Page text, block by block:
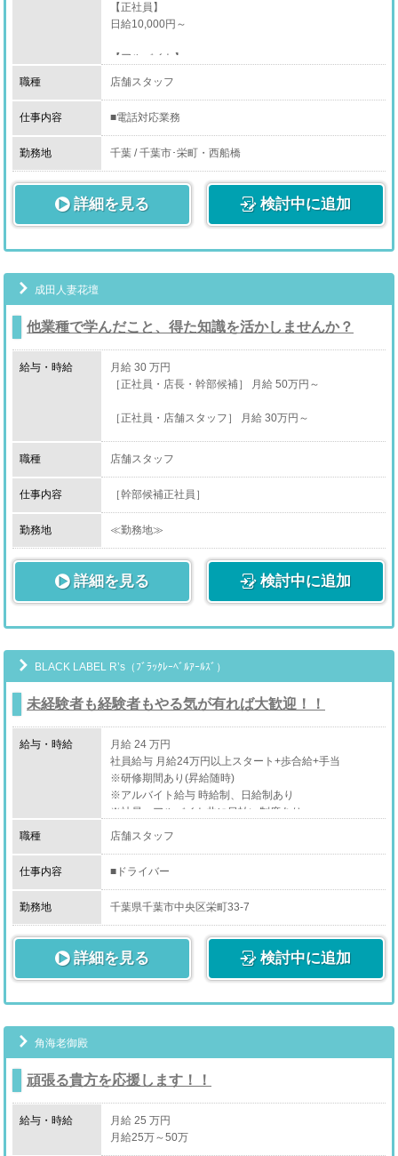
【正社員】
日給10,000円～
【アルバイト】
時給1,140円～
職種 店舗スタッフ
仕事内容
■電話対応業務
■データ入力作業
■送迎業務
■清掃業務（お部屋の掃除、タオルの片付けなど）
■明るく元気に接客
未経験者歓迎・経験者でも歓迎！
ばかりです♪
未経験OK、年齢性別不問、お電話お待ちしております♪
勤務地 千葉 / 千葉市･栄町・西船橋
詳細を見る 検討中に追加
成田人妻花壇
他業種で学んだこと、得た知識を活かしませんか？
給与・時給
月給 30 万円
［正社員・店長・幹部候補］ 月給 50万円～
［正社員・店舗スタッフ］ 月給 30万円～
［アルバイト・店舗スタッフ］ 時給 1,400円～
職種 店舗スタッフ
仕事内容 ［幹部候補正社員］
・コンパニオンさんとの面談、ケア
収入に満足しているか、お仕事中に困っていることはな
いか等細かくヒアリングして解決に導きます。
います。
・売上管理
媒体アクセスや費用対効果など、無駄がないか日々管理
しています。
・営業戦略立案
新規数やリピート数を伸ばすためイベントや企画を考え
て実行します。
・会議出席
グループなので、各店のスタッフが集まって月一回程度
［店舗スタッフ正社員・店舗スタッフアルバイト］
・コンパニオンさんのサポート、ケア
・電話受付
・コンパニオンさんの送迎
上記をはじめとする、店舗運営業務全般となります。
勤務地
≪勤務地≫
千葉県富里市
JR・京成成田駅 徒歩10分
※車通勤可能です。
詳細を見る 検討中に追加
BLACK LABEL R’s（ﾌﾞﾗｯｸﾚｰﾍﾞﾙｱｰﾙｽﾞ）
未経験者も経験者もやる気が有れば大歓迎！！
給与・時給
月給 24 万円
社員給与 月給24万円以上スタート+歩合給+手当
※研修期間あり(昇給随時)
※アルバイト給与 時給制、日給制あり
※社員、アルバイト共に日払い制度あり
職種
店舗スタッフ
仕事内容
■ドライバー
■店長/幹部候補
■事務/WEBスタッフ
■ホールスタッフ etc
勤務地 千葉県千葉市中央区栄町33-7
詳細を見る 検討中に追加
角海老御殿
頑張る貴方を応援します！！
給与・時給
月給 25 万円
月給25万～50万